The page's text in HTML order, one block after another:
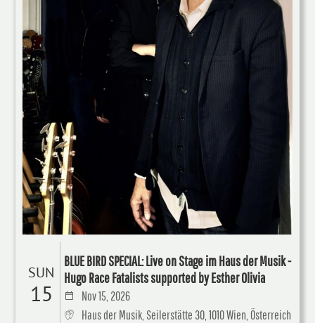
SUN
15
BLUE BIRD SPECIAL: Live on Stage im Haus der Musik -
Hugo Race Fatalists supported by Esther Olivia
Nov 15, 2026
Haus der Musik, Seilerstätte 30, 1010 Wien, Österreich